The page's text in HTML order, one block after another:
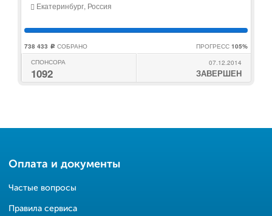
Екатеринбург, Россия
738 433 c СОБРАНО ПРОГРЕСС 105%
СПОНСОРА
1092
07.12.2014
ЗАВЕРШЕН
Оплата и документы
Частые вопросы
Правила сервиса